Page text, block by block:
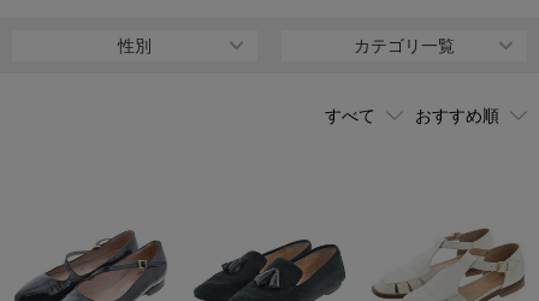
性別 カテゴリ一覧